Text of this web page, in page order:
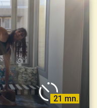
21 mn.